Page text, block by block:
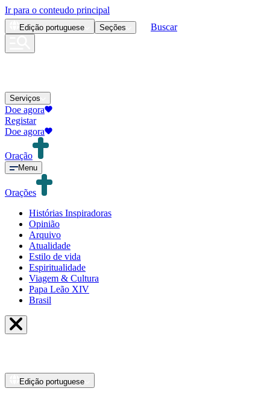
Ir para o conteudo principal
Edição portuguese Seções Buscar
Serviços
Doe agora
Registar
Doe agora
Oração
Menu
Orações
Histórias Inspiradoras
Opinião
Arquivo
Atualidade
Estilo de vida
Espiritualidade
Viagem & Cultura
Papa Leão XIV
Brasil
Edição portuguese